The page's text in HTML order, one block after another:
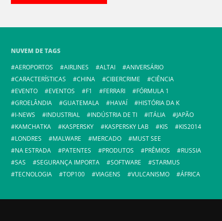
NUVEM DE TAGS
AEROPORTOS
AIRLINES ALTAI
ANIVERSÁRIO
CARACTERÍSTICAS
CHINA CIBERCRIME
CIÊNCIA
EVENTO
EVENTOS F1 FERRARI
FÓRMULA 1
GROELÂNDIA
GUATEMALA HAVAÍ
HISTÓRIA DA K
I-NEWS
INDUSTRIAL INDÚSTRIA DE TI ITÁLIA
JAPÃO
KAMCHATKA
KASPERSKY KASPERSKY LAB KIS
KIS2014
LONDRES
MALWARE MERCADO
MUST SEE
NA ESTRADA
PATENTES PRODUTOS PRÊMIOS
RUSSIA
SAS
SEGURANÇA IMPORTA SOFTWARE
STARMUS
TECNOLOGIA
TOP100 VIAGENS VULCANISMO ÁFRICA